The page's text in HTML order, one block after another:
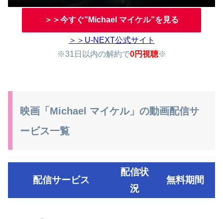
＞＞今すぐ”Michael マイケル”を見る
＞＞U-NEXT公式サイト
※31日以内の解約で0円視聴※
映画「Michael マイケル」の動画配信サ
ービス一覧
配信サービス
配信状
況
無料期間